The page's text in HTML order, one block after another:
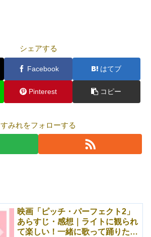
シェアする
Facebook はてブ
Pinterest コピー
すみれをフォローする
映画「ピッチ・パーフェクト2」
あらすじ・感想｜ライトに観られ
て楽しい！一緒に歌って踊りたく